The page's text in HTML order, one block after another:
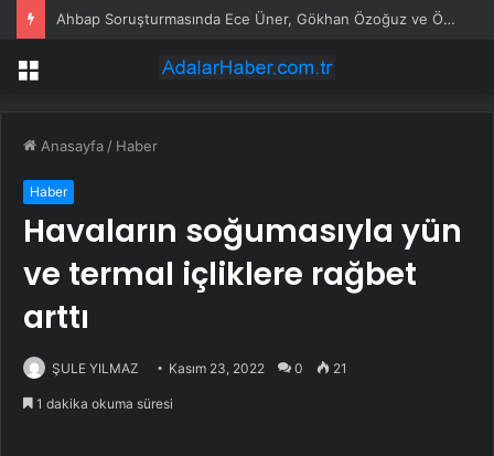
Ahbap Soruşturmasında Ece Üner, Gökhan Özoğuz ve Öykü Serter Tanık Olarak İfade Vermek Üzere Adliyeye Geldi
Menü
Anasayfa / Haber
Haber
Havaların soğumasıyla yün
ve termal içliklere rağbet
arttı
ŞULE YILMAZ Kasım 23, 2022 0 21
1 dakika okuma süresi